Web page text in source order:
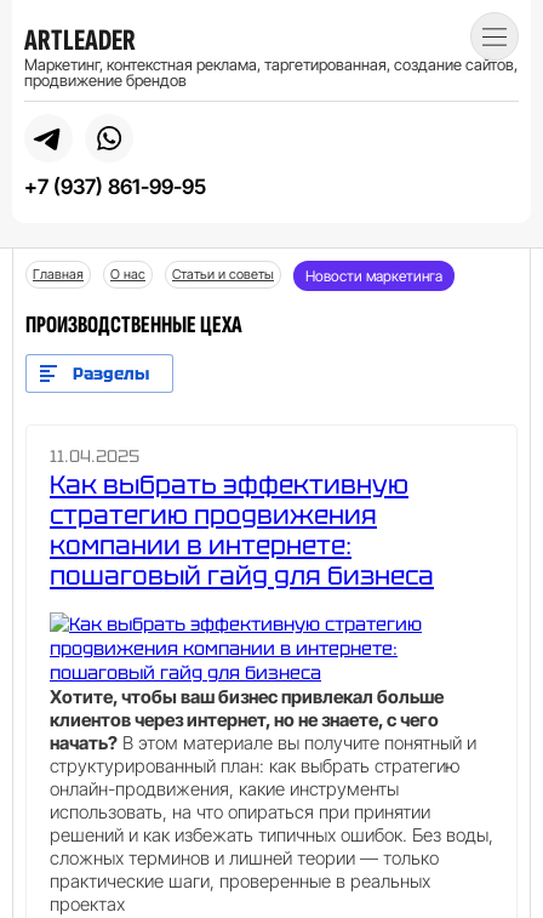
ARTLEADER
Маркетинг, контекстная реклама, таргетированная, создание сайтов,
продвижение брендов
+7 (937) 861-99-95
Главная О нас Статьи и советы Новости маркетинга
ПРОИЗВОДСТВЕННЫЕ ЦЕХА
Разделы
11.04.2025
Как выбрать эффективную
стратегию продвижения
компании в интернете:
пошаговый гайд для бизнеса
Хотите, чтобы ваш бизнес привлекал больше
клиентов через интернет, но не знаете, с чего
начать? В этом материале вы получите понятный и
структурированный план: как выбрать стратегию
онлайн-продвижения, какие инструменты
использовать, на что опираться при принятии
решений и как избежать типичных ошибок. Без воды,
сложных терминов и лишней теории — только
практические шаги, проверенные в реальных
проектах